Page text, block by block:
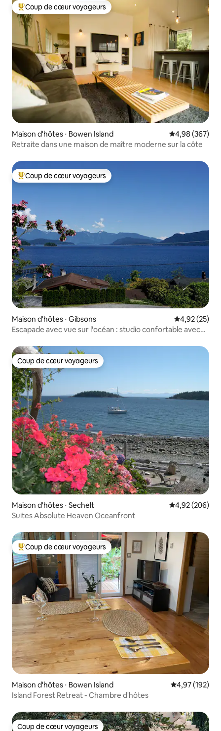
Coups de cœur voyageurs les plus appréciés
Coup de cœur voyageurs
Maison d'hôtes ⋅ Bowen Island Évaluation
4,98 (367)
Retraite dans une maison de maître moderne sur la côte
Coups de cœur voyageurs les plus appréciés
Coup de cœur voyageurs
Maison d'hôtes ⋅ Gibsons Évaluation
4,92 (25)
Escapade avec vue sur l'océan : studio confortable avec
Coup de cœur voyageurs
Coup de cœur voyageurs
Maison d'hôtes ⋅ Sechelt Évaluation
4,92 (206)
Suites Absolute Heaven Oceanfront
Coups de cœur voyageurs les plus appréciés
Coup de cœur voyageurs
Maison d'hôtes ⋅ Bowen Island Évaluation
4,97 (192)
Island Forest Retreat - Chambre d'hôtes
Coup de cœur voyageurs